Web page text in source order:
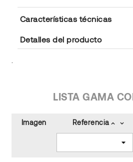
Características técnicas
Detalles del producto
LISTA GAMA
Imagen Referencia keyboard_arrow_up keyboard_arrow_down